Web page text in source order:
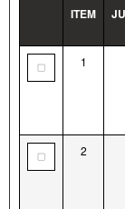
ITEM
1
2